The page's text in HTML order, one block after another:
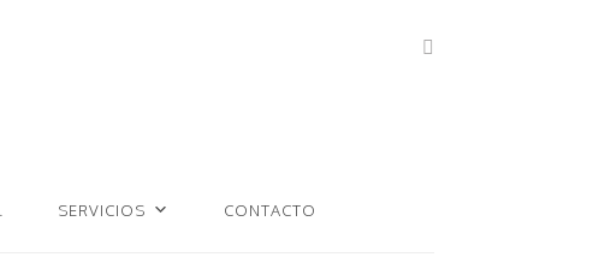
SERVICIOS CONTACTO